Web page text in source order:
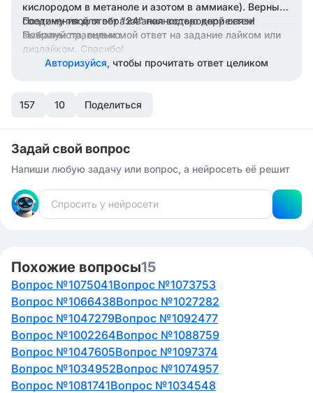
кислородом в метаноле и азотом в аммиаке). Верные
соединения для образования водородной связи
выбраны правильно.
Поэтому твой ответ "24" полностью корректен!
Пожалуйста, оцени мой ответ на задание лайком или
дизлайком. Спасибо!
Авторизуйся, чтобы прочитать ответ целиком
157 10 Поделиться
Задай свой вопрос
Напиши любую задачу или вопрос, а нейросеть её решит
Похожие вопросы15
Вопрос №1075041Вопрос №1073753
Вопрос №1066438Вопрос №1027282
Вопрос №1047279Вопрос №1092477
Вопрос №1002264Вопрос №1088759
Вопрос №1047605Вопрос №1097374
Вопрос №1034952Вопрос №1074957
Вопрос №1081741Вопрос №1034548